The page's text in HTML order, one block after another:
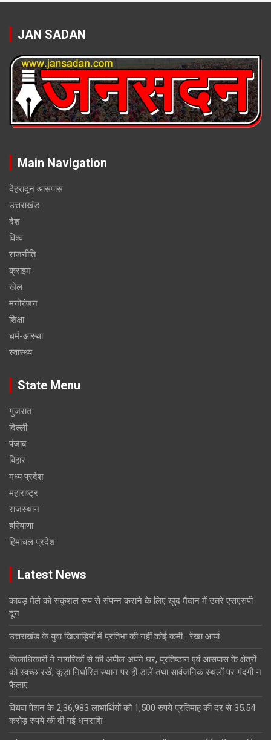
JAN SADAN
Main Navigation
देहरादून आसपास
उत्तराखंड
देश
विश्व
राजनीति
क्राइम
खेल
मनोरंजन
शिक्षा
धर्म-आस्था
स्वास्थ्य
State Menu
गुजरात
दिल्ली
पंजाब
बिहार
मध्य प्रदेश
महाराष्ट्र
राजस्थान
हरियाणा
हिमाचल प्रदेश
Latest News
कावड़ मेले को सकुशल रूप से संपन्न कराने के लिए खुद मैदान में उतरे एसएसपी
दून
उत्तराखंड के युवा खिलाड़ियों में प्रतिभा की नहीं कोई कमी : रेखा आर्या
जिलाधिकारी ने नागरिकों से की अपील अपने घर, प्रतिष्ठान एवं आसपास के क्षेत्रों
को स्वच्छ रखें, कूड़ा निर्धारित स्थान पर ही डालें तथा सार्वजनिक स्थलों पर गंदगी न
फैलाएं
विधवा पेंशन के 2,36,983 लाभार्थियों को 1,500 रुपये प्रतिमाह की दर से 35.54
करोड़ रुपये की दी गई धनराशि